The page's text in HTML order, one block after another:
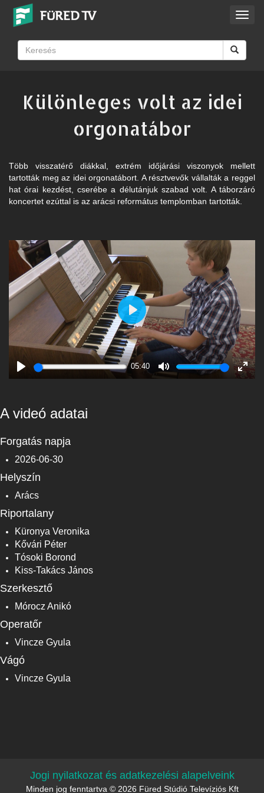
Különleges volt az idei
orgonatábor
Több visszatérő diákkal, extrém időjárási viszonyok mellett
tartották meg az idei orgonatábort. A résztvevők vállalták a reggel
hat órai kezdést, cserébe a délutánjuk szabad volt. A táborzáró
koncertet ezúttal is az arácsi református templomban tartották.
Play
05:40
Mute
Enter
Play
A videó adatai
Forgatás napja
2026-06-30
Helyszín
Arács
Riportalany
Küronya Veronika
Kővári Péter
Tósoki Borond
Kiss-Takács János
Szerkesztő
Mórocz Anikó
Operatőr
Vincze Gyula
Vágó
Vincze Gyula
Jogi nyilatkozat és adatkezelési alapelveink
Minden jog fenntartva © 2026 Füred Stúdió Televíziós Kft